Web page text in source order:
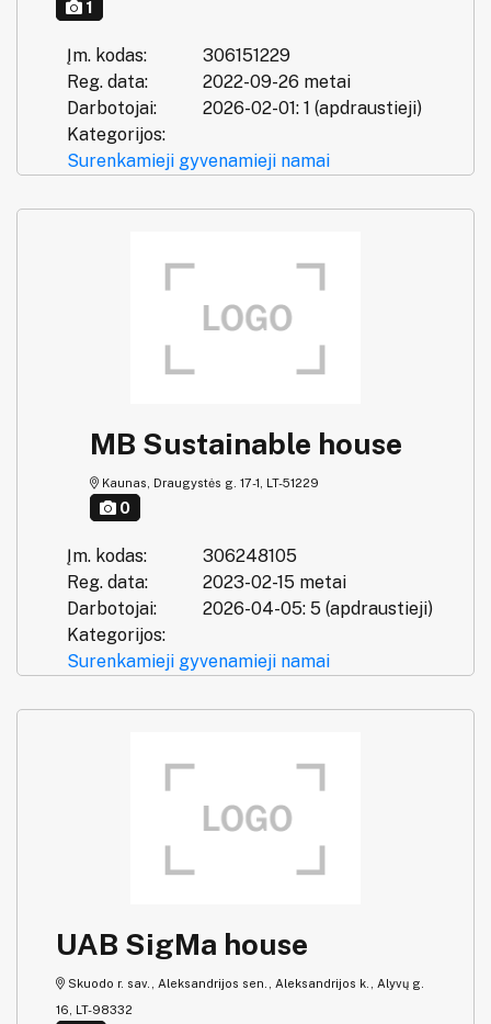
1
Įm. kodas:
306151229
Reg. data:
2022-09-26 metai
Darbotojai:
2026-02-01: 1 (apdraustieji)
Kategorijos:
Surenkamieji gyvenamieji namai
MB Sustainable house
Kaunas, Draugystės g. 17-1, LT-51229
0
Įm. kodas:
306248105
Reg. data:
2023-02-15 metai
Darbotojai:
2026-04-05: 5 (apdraustieji)
Kategorijos:
Surenkamieji gyvenamieji namai
UAB SigMa house
Skuodo r. sav., Aleksandrijos sen., Aleksandrijos k., Alyvų g.
16, LT-98332